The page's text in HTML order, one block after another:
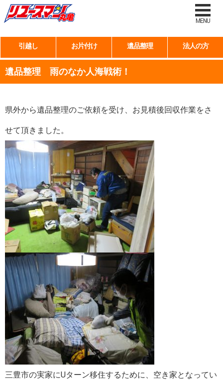
MENU
引越し お片付け 遺品整理 法人の方
遺品整理 雨のなか人海戦術！
県外から遺品整理のご依頼を受け、お見積後回収作業をさ
せて頂きました。
三豊市の実家にUターン移住するために、空き家となってい